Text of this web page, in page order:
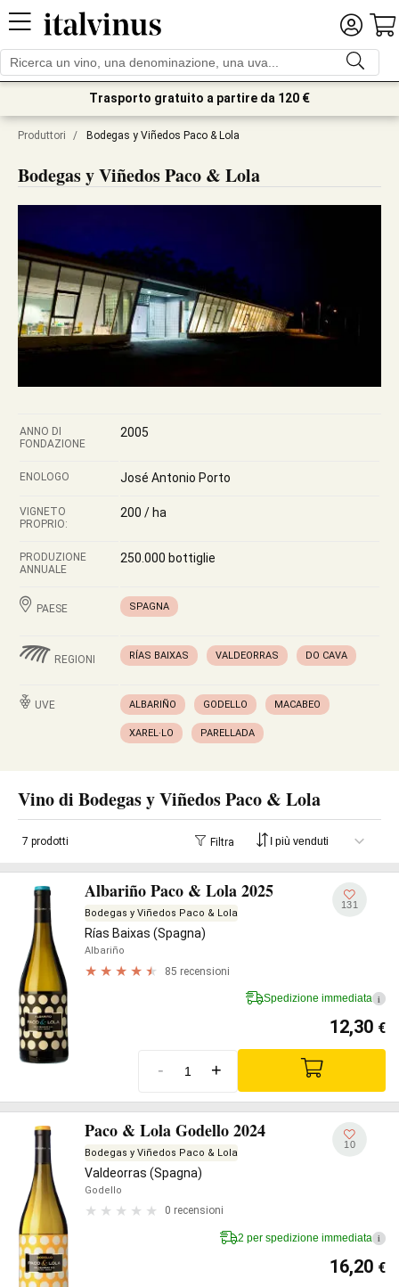
Trasporto gratuito a partire da 120 €
Produttori / Bodegas y Viñedos Paco & Lola
Bodegas y Viñedos Paco & Lola
ANNO DI
FONDAZIONE
2005
ENOLOGO José Antonio Porto
VIGNETO
PROPRIO:
200 / ha
PRODUZIONE
ANNUALE
250.000 bottiglie
PAESE SPAGNA
REGIONI RÍAS BAIXAS VALDEORRAS DO CAVA
UVE ALBARIÑO GODELLO MACABEO
XAREL·LO PARELLADA
Vino di Bodegas y Viñedos Paco & Lola
7 prodotti Filtra
Albariño Paco & Lola 2025
Bodegas y Viñedos Paco & Lola
Rías Baixas (Spagna)
Albariño
85 recensioni
131
Spedizione immediata i
12,30 €
- +
Paco & Lola Godello 2024
Bodegas y Viñedos Paco & Lola
Valdeorras (Spagna)
Godello
0 recensioni
10
2 per spedizione immediata i
16,20 €